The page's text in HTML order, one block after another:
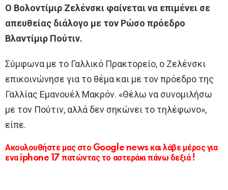
Ο Βολοντίμιρ Ζελένσκι φαίνεται να επιμένει σε
απευθείας διάλογο με τον Ρώσο πρόεδρο
Βλαντίμιρ Πούτιν.
Σύμφωνα με το Γαλλικό Πρακτορείο, ο Ζελένσκι
επικοινώνησε για το θέμα και με τον πρόεδρο της
Γαλλίας Εμανουέλ Μακρόν. «Θέλω να συνομιλήσω
με τον Πούτιν, αλλά δεν σηκώνει το τηλέφωνο»,
είπε.
Ακουλουθήστε μας στο Google news και λάβε μέρος για
ενα iphone 17 πατώντας το αστεράκι πάνω δεξιά !